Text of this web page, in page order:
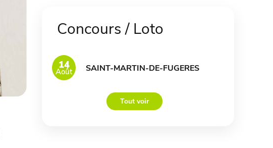
Concours / Loto
14
Août SAINT-MARTIN-DE-FUGERES
Tout voir